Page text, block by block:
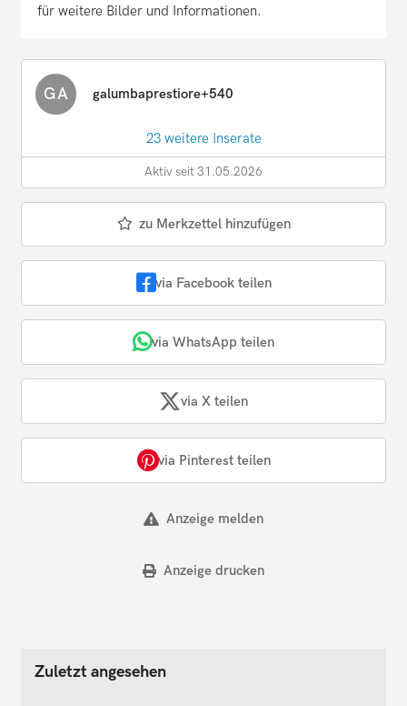
für weitere Bilder und Informationen.
GA galumbaprestiore+540
23 weitere Inserate
Aktiv seit 31.05.2026
zu Merkzettel hinzufügen
via Facebook teilen
via WhatsApp teilen
via X teilen
via Pinterest teilen
Anzeige melden
Anzeige drucken
Zuletzt angesehen